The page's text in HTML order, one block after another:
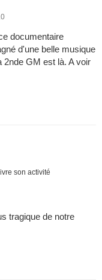
documentaire
d'une belle musique
2nde GM est là. A voir
son activité
tragique de notre